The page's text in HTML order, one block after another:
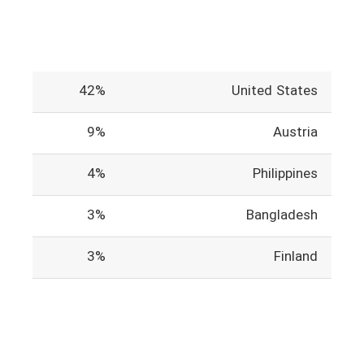
United States
42%
Austria
9%
Philippines
4%
Bangladesh
3%
Finland
3%